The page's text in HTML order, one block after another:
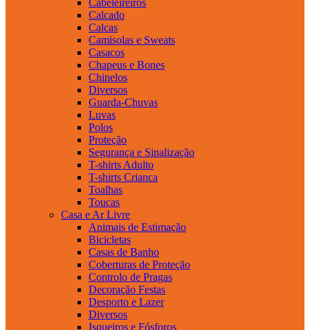
Calcado
Calcas
Camisolas e Sweats
Casacos
Chapeus e Bones
Chinelos
Diversos
Guarda-Chuvas
Luvas
Polos
Proteção
Segurança e Sinalização
T-shirts Adulto
T-shirts Crianca
Toalhas
Toucas
Casa e Ar Livre
Animais de Estimação
Bicicletas
Casas de Banho
Coberturas de Proteção
Controlo de Pragas
Decoração Festas
Desporto e Lazer
Diversos
Isqueiros e Fósforos